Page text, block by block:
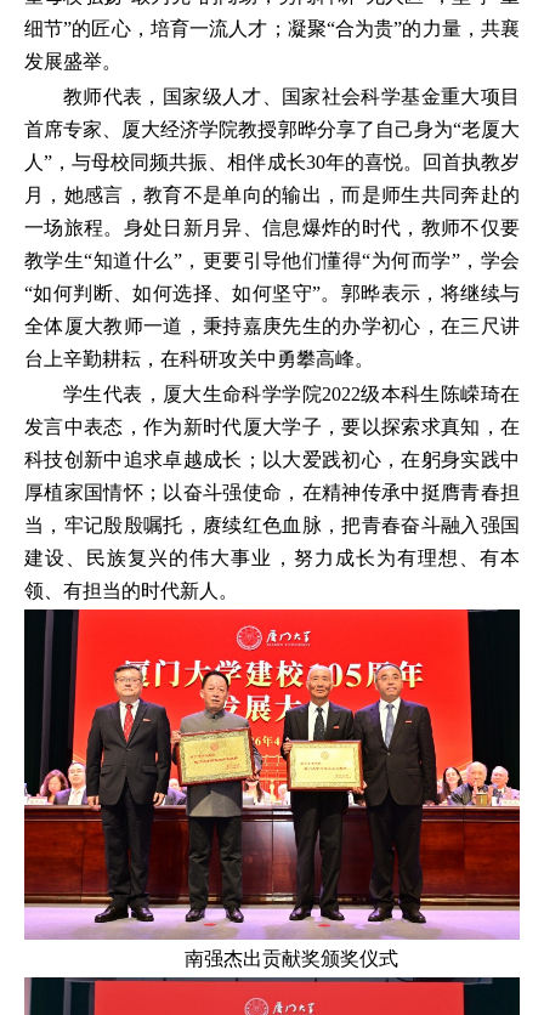
细节”的匠心，培育一流人才；凝聚“合为贵”的力量，共襄
发展盛举。
教师代表，国家级人才、国家社会科学基金重大项目
首席专家、厦大经济学院教授郭晔分享了自己身为“老厦大
人”，与母校同频共振、相伴成长30年的喜悦。回首执教岁
月，她感言，教育不是单向的输出，而是师生共同奔赴的
一场旅程。身处日新月异、信息爆炸的时代，教师不仅要
教学生“知道什么”，更要引导他们懂得“为何而学”，学会
“如何判断、如何选择、如何坚守”。郭晔表示，将继续与
全体厦大教师一道，秉持嘉庚先生的办学初心，在三尺讲
台上辛勤耕耘，在科研攻关中勇攀高峰。
学生代表，厦大生命科学学院2022级本科生陈嵘琦在
发言中表态，作为新时代厦大学子，要以探索求真知，在
科技创新中追求卓越成长；以大爱践初心，在躬身实践中
厚植家国情怀；以奋斗强使命，在精神传承中挺膺青春担
当，牢记殷殷嘱托，赓续红色血脉，把青春奋斗融入强国
建设、民族复兴的伟大事业，努力成长为有理想、有本
领、有担当的时代新人。
南强杰出贡献奖颁奖仪式